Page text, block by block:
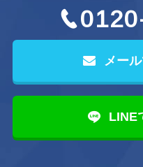
メー
LINE